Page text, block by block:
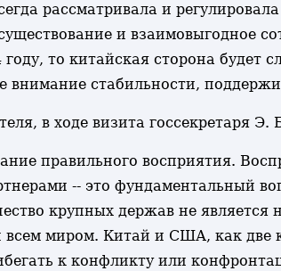
рассматривала и
и взаимовыгодное
то китайская сторона будет
внимание стабильности,
в ходе визита госсекретаря
правильного восприятия.
-- это фундаментальный
крупных держав не
миром. Китай и США, как две
к конфликту или